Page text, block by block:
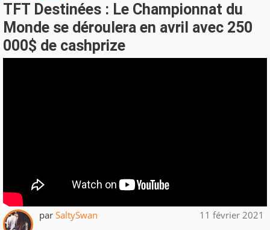
TFT Destinées : Le Championnat du
Monde se déroulera en avril avec 250
000$ de cashprize
par SaltySwan 11 février 2021